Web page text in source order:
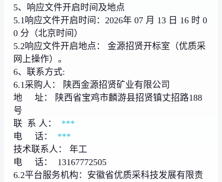
5、响应文件开启时间及地点
5.1响应文件开启时间：2026年 07 月 13 日 16 时 0
0 分（北京时间）
5.2响应文件开启地点： 金源招贤开标室（优质采
网上操作）。
6、联系方式:
6.1采购人： 陕西金源招贤矿业有限公司
地 址： 陕西省宝鸡市麟游县招贤镇丈招路188
号
联 系 人： ***
电 话： ***
技术联系人： 年工
电 话： 13167772505
6.2平台服务机构：安徽省优质采科技发展有限责